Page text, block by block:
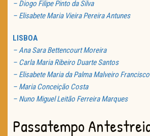
– Diogo Filipe Pinto da Silva
– Elisabete Maria Vieira Pereira Antunes
LISBOA
– Ana Sara Bettencourt Moreira
– Carla Maria Ribeiro Duarte Santos
– Elisabete Maria da Palma Malveiro Francisco
– Maria Conceição Costa
– Nuno Miguel Leitão Ferreira Marques